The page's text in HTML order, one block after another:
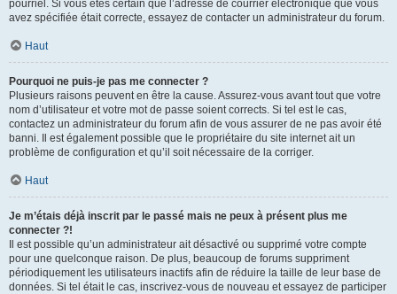
pourriel. Si vous êtes certain que l’adresse de courrier électronique que vous
avez spécifiée était correcte, essayez de contacter un administrateur du forum.
Haut
Pourquoi ne puis-je pas me connecter ?
Plusieurs raisons peuvent en être la cause. Assurez-vous avant tout que votre
nom d’utilisateur et votre mot de passe soient corrects. Si tel est le cas,
contactez un administrateur du forum afin de vous assurer de ne pas avoir été
banni. Il est également possible que le propriétaire du site internet ait un
problème de configuration et qu’il soit nécessaire de la corriger.
Haut
Je m’étais déjà inscrit par le passé mais ne peux à présent plus me
connecter ?!
Il est possible qu’un administrateur ait désactivé ou supprimé votre compte
pour une quelconque raison. De plus, beaucoup de forums suppriment
périodiquement les utilisateurs inactifs afin de réduire la taille de leur base de
données. Si tel était le cas, inscrivez-vous de nouveau et essayez de participer